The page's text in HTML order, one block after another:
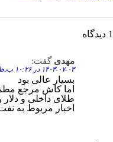
1 دیدگاه
مهدی گفت:
۱۴۰۳-۰۷-۰۳ در ۱۰:۲۶ ب٫ظ
بسیار عالی بود
اما کاش مرجع
طلای داخلی و
اخبار مربوط به